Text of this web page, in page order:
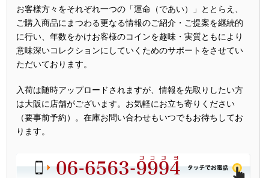
お客様方々をそれぞれ一つの「運命（であい）」ととらえ、
ご購入商品にまつわる更なる情報のご紹介・ご提案を継続的
に行い、年数をかけお客様のコインを趣味・実質ともにより
意味深いコレクションにしていくためのサポートをさせてい
ただいております。
入荷は随時アップロードされますが、情報を先取りしたい方
は大阪に店舗がございます。お気軽にお立ち寄りください
（要事前予約）。在庫お問い合わせもいつでもお待ちしてお
ります。